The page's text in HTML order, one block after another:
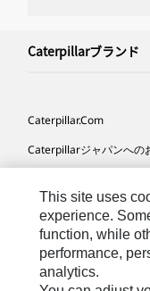
Caterpillarブランド
Caterpillar.com
Caterpillarジャパンへの
サイト･マップ
Cookie Settings
法的事項
This site uses
experience.
function, while
performance,
analytics.